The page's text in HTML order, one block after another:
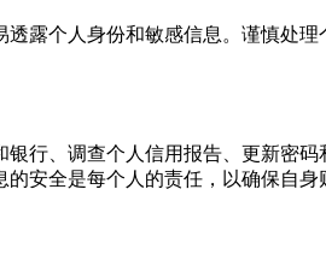
露个人身份和敏感信息。谨慎处理
行、调查个人信用报告、更新密
安全是每个人的责任，以确保自身